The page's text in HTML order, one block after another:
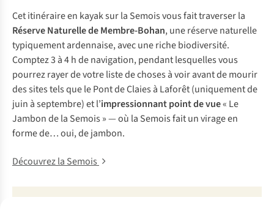
Cet itinéraire en kayak sur la Semois vous fait traverser la
Réserve Naturelle de Membre-Bohan, une réserve naturelle
typiquement ardennaise, avec une riche biodiversité.
Comptez 3 à 4 h de navigation, pendant lesquelles vous
pourrez rayer de votre liste de choses à voir avant de mourir
des sites tels que le Pont de Claies à Laforêt (uniquement de
juin à septembre) et l’impressionnant point de vue« Le
Jambon de la Semois » — où la Semois fait un virage en
forme de… oui, de jambon.
Découvrez la Semois